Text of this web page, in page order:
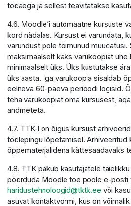
tööaega ja sellest teavitatakse
4.6. Moodle’i automaatne kursuste
kord nädalas. Kursust ei varundata,
varundust pole toimunud muudatusi.
maksimaalselt kaks varukoopiat ühe
minimaalselt üks. Üks kustutakse
üks aasta. Iga varukoopia sisaldab
eelneva 60-päeva perioodi logisid.
teha varukoopiat oma kursusest,
andmeteta.
4.7. TTK-l on õigus kursust
töölepingu lõpetamisel. Arhiveeritud
õppematerjalidena kättesaadavaks
4.8. TTK pakub kasutajatele
pöörduda Moodle toe poole e-posti
haridustehnoloogid@tktk.ee või
asuvat kontaktvormi, kus on